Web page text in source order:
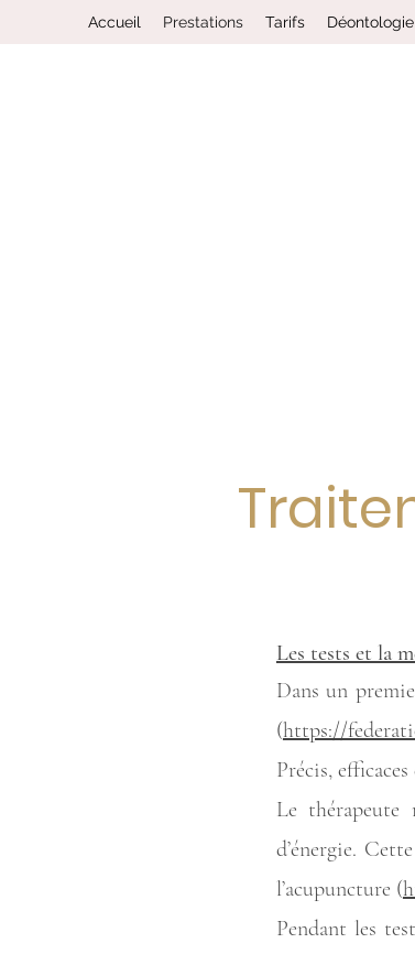
Accueil Prestations Tarifs Déontologie
Les tests et la
Dans un
(https://
Précis,
Le thérapeute
d’énergie.
l’acupuncture (
Pendant les